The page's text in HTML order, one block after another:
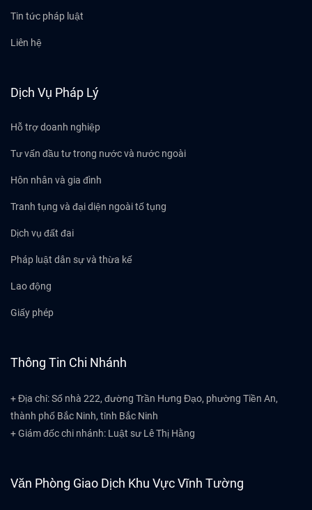
Tin tức pháp luật
Liên hệ
Dịch Vụ Pháp Lý
Hỗ trợ doanh nghiệp
Tư vấn đầu tư trong nước và nước ngoài
Hôn nhân và gia đình
Tranh tụng và đại diện ngoài tố tụng
Dịch vụ đất đai
Pháp luật dân sự và thừa kế
Lao động
Giấy phép
Thông Tin Chi Nhánh
+ Địa chỉ: Số nhà 222, đường Trần Hưng Đạo, phường Tiền An,
thành phố Bắc Ninh, tỉnh Bắc Ninh
+ Giám đốc chi nhánh: Luật sư Lê Thị Hằng
Văn Phòng Giao Dịch Khu Vực Vĩnh Tường